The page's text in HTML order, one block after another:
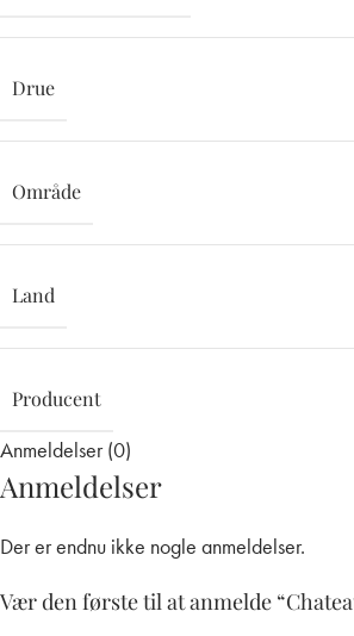
Drue
Område
Land
Producent
Anmeldelser (0)
Anmeldelser
Der er endnu ikke nogle anmeldelser.
Vær den første til at anmelde